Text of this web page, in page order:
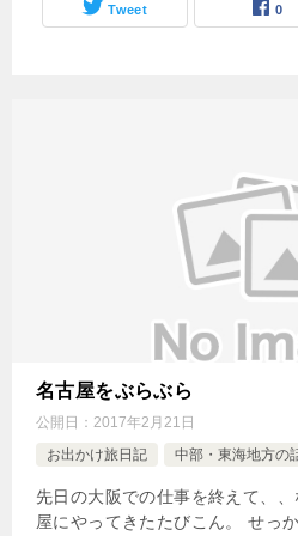
Tweet 0
名古屋をぶらぶら
公開日： 2017年2月21日
お出かけ旅日記
中部・東海地方の
先日の大阪での仕事を終えて、
屋にやってきたたびこん。 せっ